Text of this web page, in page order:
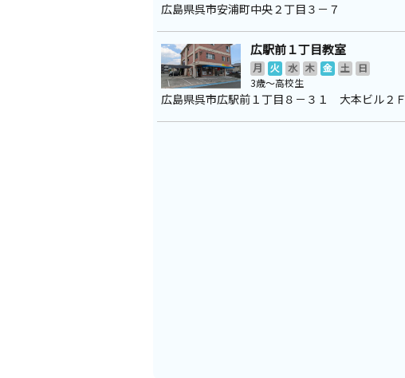
広島県呉市安浦町中央２丁目３－７
広駅前１丁目教室
月 火 水 木 金 土
日
3歳～高校生
広島県呉市広駅前１丁目８－３１ 大本ビル２Ｆ